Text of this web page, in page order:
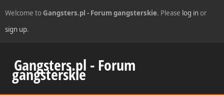
Welcome toGangsters.pl - Forum gangsterskie. Please log inor
sign up.
Gangsters.pl - Forum
gangsterskie